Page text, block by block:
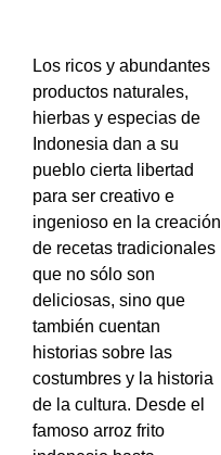
Los ricos y abundantes
productos naturales,
hierbas y especias de
Indonesia dan a su
pueblo cierta libertad
para ser creativo e
ingenioso en la creación
de recetas tradicionales
que no sólo son
deliciosas, sino que
también cuentan
historias sobre las
costumbres y la historia
de la cultura. Desde el
famoso arroz frito